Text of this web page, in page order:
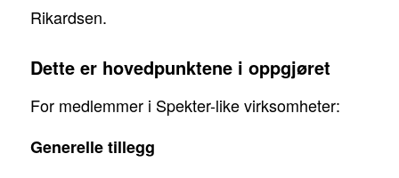
Rikardsen.
Dette er hovedpunktene i oppgjøret
For medlemmer i Spekter-like virksomheter:
Generelle tillegg